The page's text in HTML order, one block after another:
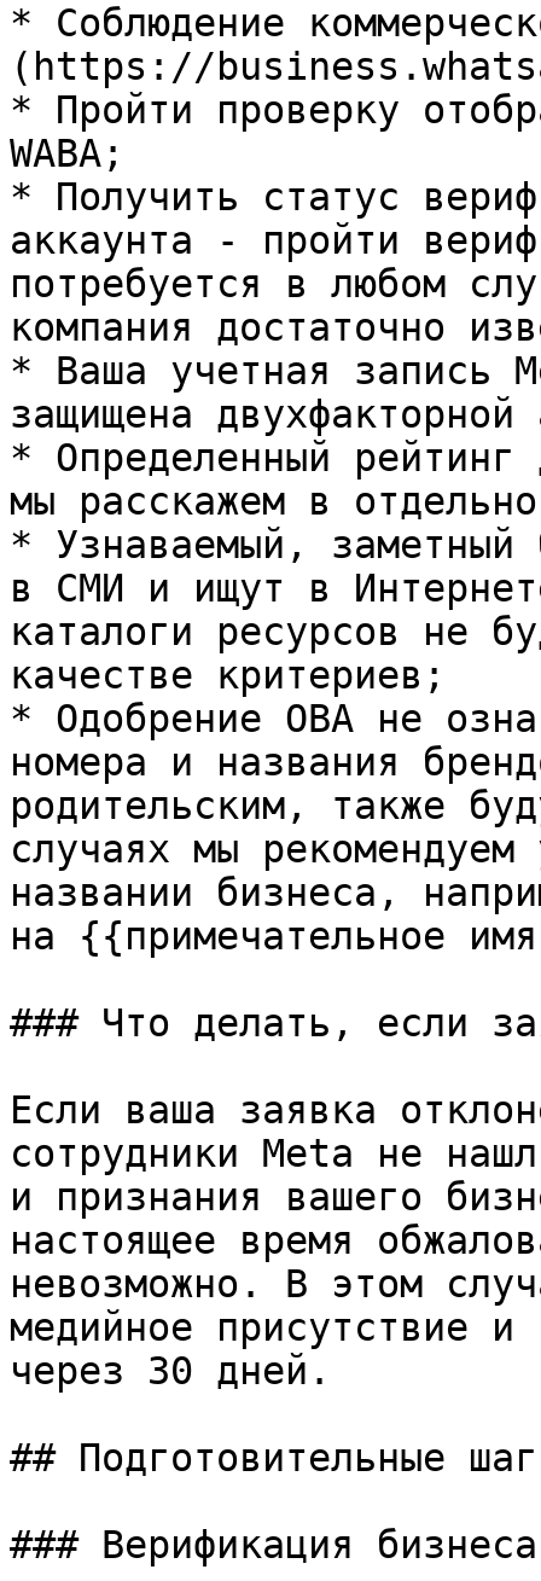
* Соблюдение
(https://
* Пройти проверку
WABA;
* Получить статус
аккаунта - пройти
потребуется в любом
компания достаточно
* Ваша учетная запись
защищена двухфакторной
* Определенный
мы расскажем в
* Узнаваемый, заметный
в СМИ и ищут в
каталоги ресурсов не
качестве критериев;
* Одобрение OBA не
номера и названия
родительским, также
случаях мы
названии бизнеса,
на {{примечательное
### Что делать, если
Если ваша заявка
сотрудники Meta не
и признания вашего
настоящее время
невозможно. В этом
медийное присутствие и
через 30 дней.
## Подготовительные
### Верификация бизнеса